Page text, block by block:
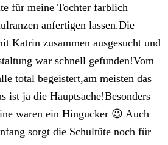
für meine Tochter farblich
anfertigen lassen.Die
Katrin zusammen ausgesucht und
war schnell gefunden!Vom
total begeistert,am meisten das
ist ja die Hauptsache!Besonders
waren ein Hingucker 😉 Auch
sorgt die Schultüte noch für